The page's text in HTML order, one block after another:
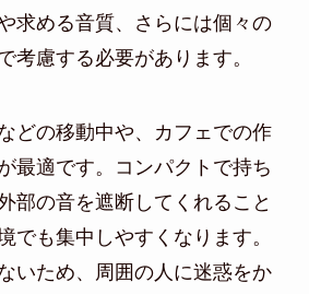
求める音質、さらには個々の
考慮する必要があります。
どの移動中や、カフェでの作
最適です。コンパクトで持ち
部の音を遮断してくれること
でも集中しやすくなります。
いため、周囲の人に迷惑をか